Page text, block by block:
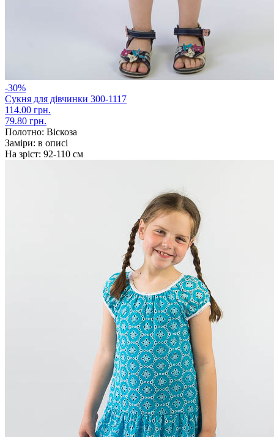
-30%
Сукня для дівчинки 300-1117
114.00 грн.
79.80 грн.
Полотно: Віскоза
Заміри: в описі
На зріст: 92-110 см